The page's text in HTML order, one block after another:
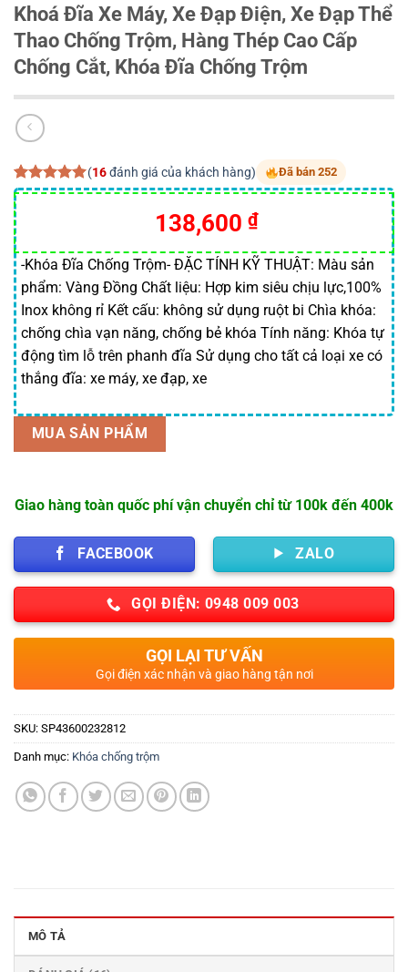
Khoá Đĩa Xe Máy, Xe Đạp Điện, Xe Đạp Thể
Thao Chống Trộm, Hàng Thép Cao Cấp
Chống Cắt, Khóa Đĩa Chống Trộm
5.00trên 5
dựa trên
16
đánh giá
(16đánh giá của khách hàng) Đã bán 252
Giá
gốc
là:
140,000 ₫.
138,600 ₫Giá
hiện
tại
là:
138,600 ₫.
-Khóa Đĩa Chống Trộm- ĐẶC TÍNH KỸ THUẬT: Màu sản
phẩm: Vàng Đồng Chất liệu: Hợp kim siêu chịu lực,100%
Inox không rỉ Kết cấu: không sử dụng ruột bi Chìa khóa:
chống chìa vạn năng, chống bẻ khóa Tính năng: Khóa tự
động tìm lỗ trên phanh đĩa Sử dụng cho tất cả loại xe có
thắng đĩa: xe máy, xe đạp, xe
MUA SẢN PHẨM
Giao hàng toàn quốc phí vận chuyển chỉ từ 100k đến 400k
FACEBOOK ZALO
GỌI ĐIỆN: 0948 009 003
GỌI LẠI TƯ VẤN
Gọi điện xác nhận và giao hàng tận nơi
SKU: SP43600232812
Danh mục: Khóa chống trộm
MÔ TẢ